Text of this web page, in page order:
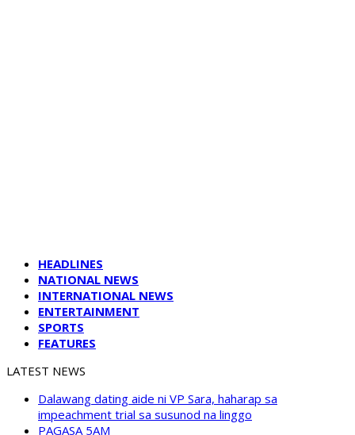
HEADLINES
NATIONAL NEWS
INTERNATIONAL NEWS
ENTERTAINMENT
SPORTS
FEATURES
LATEST NEWS
Dalawang dating aide ni VP Sara, haharap sa
impeachment trial sa susunod na linggo
PAGASA 5AM